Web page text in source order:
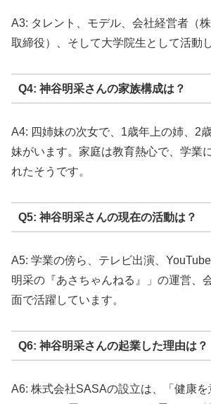
A3: タレント、モデル、会社経営者（
取締役）、そして大学院生として活動
Q4: 神谷明采さんの家族構成は？
A4: 四姉妹の次女で、1歳年上の姉、2
妹がいます。家庭は教育熱心で、学業
れたそうです。
Q5: 神谷明采さんの現在の活動は？
A5: 学業の傍ら、テレビ出演、
明采の『あさちゃんねる』」の運営、
面で活躍しています。
Q6: 神谷明采さんの起業した理由は？
A6: 株式会社SASAの設立は、「健康